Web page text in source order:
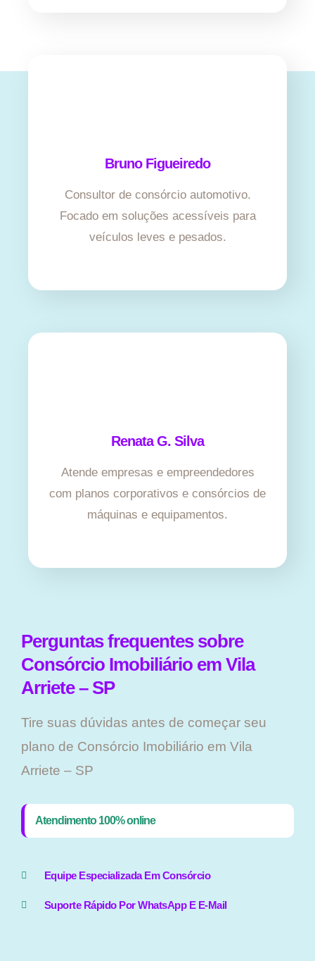
Bruno Figueiredo
Consultor de consórcio automotivo.
Focado em soluções acessíveis para
veículos leves e pesados.
Renata G. Silva
Atende empresas e empreendedores
com planos corporativos e consórcios de
máquinas e equipamentos.
Perguntas frequentes sobre
Consórcio Imobiliário em Vila
Arriete – SP
Tire suas dúvidas antes de começar seu
plano ​de Consórcio Imobiliário em Vila
Arriete – SP
Atendimento 100% online
Equipe Especializada Em Consórcio
Suporte Rápido Por WhatsApp E E-Mail